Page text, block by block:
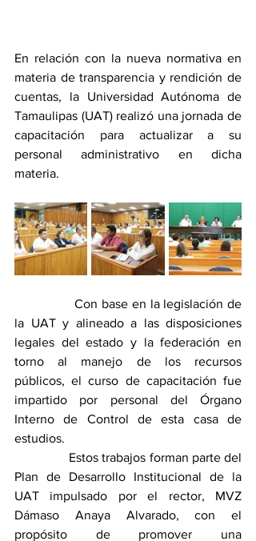
En relación con la nueva normativa en
materia de transparencia y rendición de
cuentas, la Universidad Autónoma de
Tamaulipas (UAT) realizó una jornada de
capacitación para actualizar a su
personal administrativo en dicha
materia.
Con base en la legislación de
la UAT y alineado a las disposiciones
legales del estado y la federación en
torno al manejo de los recursos
públicos, el curso de capacitación fue
impartido por personal del Órgano
Interno de Control de esta casa de
estudios.
Estos trabajos forman parte del
Plan de Desarrollo Institucional de la
UAT impulsado por el rector, MVZ
Dámaso Anaya Alvarado, con el
propósito de promover una